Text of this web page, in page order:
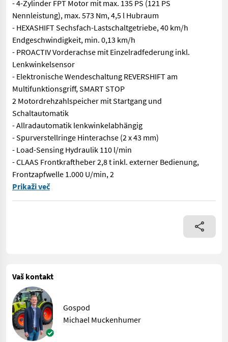
- 4-Zylinder FPT Motor mit max. 135 PS (121 PS
Nennleistung), max. 573 Nm, 4,5 l Hubraum
- HEXASHIFT Sechsfach-Lastschaltgetriebe, 40 km/h
Endgeschwindigkeit, min. 0,13 km/h
- PROACTIV Vorderachse mit Einzelradfederung inkl.
Lenkwinkelsensor
- Elektronische Wendeschaltung REVERSHIFT am
Multifunktionsgriff, SMART STOP
2 Motordrehzahlspeicher mit Startgang und
Schaltautomatik
- Allradautomatik lenkwinkelabhängig
- Spurverstellringe Hinterachse (2 x 43 mm)
- Load-Sensing Hydraulik 110 l/min
- CLAAS Frontkraftheber 2,8 t inkl. externer Bedienung,
Frontzapfwelle 1.000 U/min, 2
- 4-Zylinder FPT Motor mit max. 135 PS (121 PS
Prikaži več
Vaš kontakt
Gospod
Michael Muckenhumer